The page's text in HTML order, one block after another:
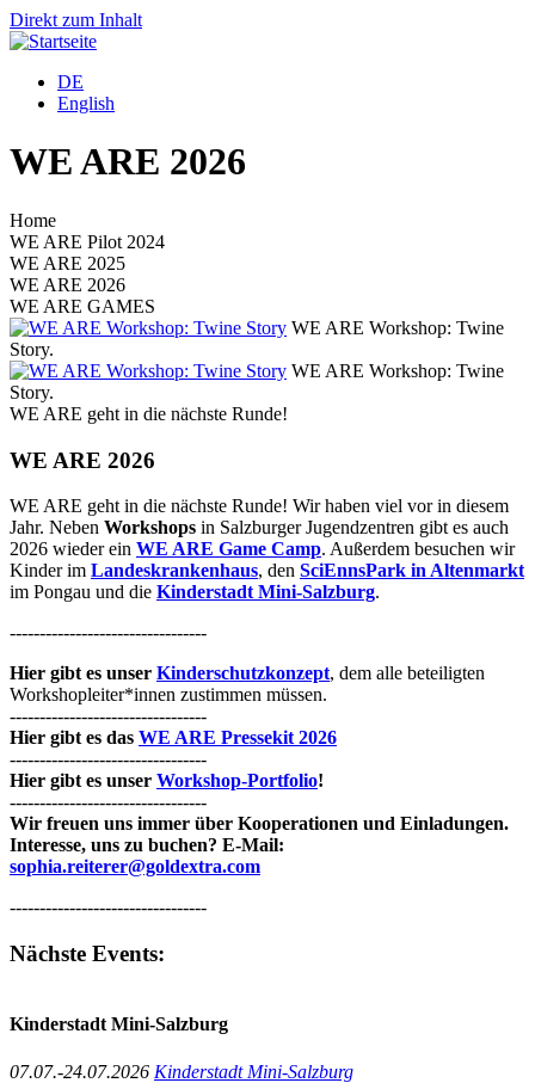
Direkt zum Inhalt
DE
English
WE ARE 2026
Home
WE ARE Pilot 2024
WE ARE 2025
WE ARE 2026
WE ARE GAMES
WE ARE Workshop: Twine
Story.
WE ARE Workshop: Twine
Story.
WE ARE geht in die nächste Runde!
WE ARE 2026
WE ARE geht in die nächste Runde! Wir haben viel vor in diesem
Jahr. Neben Workshops in Salzburger Jugendzentren gibt es auch
2026 wieder ein WE ARE Game Camp. Außerdem besuchen wir
Kinder im Landeskrankenhaus, den SciEnnsPark in Altenmarkt
im Pongau und die Kinderstadt Mini-Salzburg.
---------------------------------
Hier gibt es unser Kinderschutzkonzept, dem alle beteiligten
Workshopleiter*innen zustimmen müssen.
---------------------------------
Hier gibt es das WE ARE Pressekit 2026
---------------------------------
Hier gibt es unser Workshop-Portfolio!
---------------------------------
Wir freuen uns immer über Kooperationen und Einladungen.
Interesse, uns zu buchen? E-Mail:
sophia.reiterer@goldextra.com
---------------------------------
Nächste Events:
Kinderstadt Mini-Salzburg
07.07.-24.07.2026 Kinderstadt Mini-Salzburg